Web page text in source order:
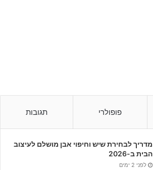
פופולרי תגובות
מדריך לבחירת שיש וחיפוי אבן מושלם לעיצוב
הבית ב-2026
לפני 2 ימים